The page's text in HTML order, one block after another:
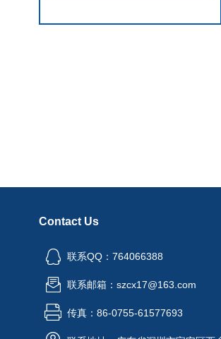
Contact Us
联系QQ：764066388
联系邮箱：szcx17@163.com
传真：86-0755-61577693